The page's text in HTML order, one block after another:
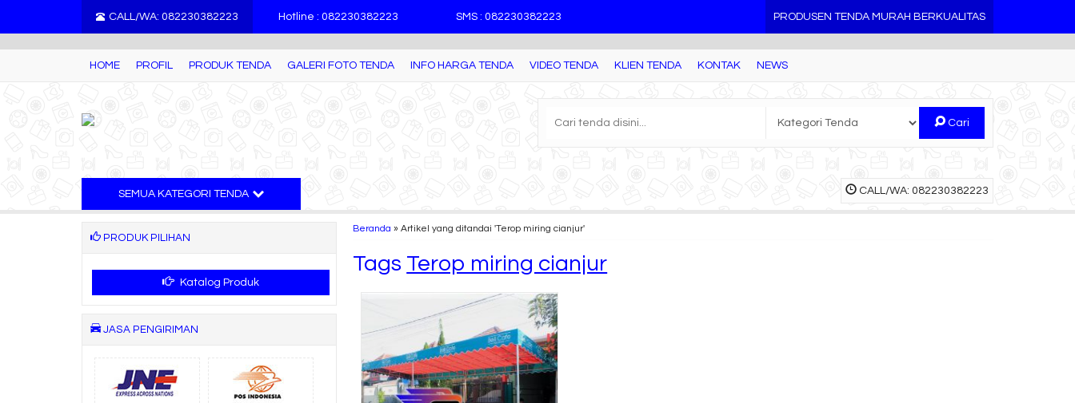
CALL/WA: 082230382223 Hotline : 082230382223 SMS : 082230382223 PRODUSEN TENDA MURAH BERKUALITAS
HOME PROFIL PRODUK TENDA GALERI FOTO TENDA INFO HARGA TENDA VIDEO TENDA KLIEN TENDA KONTAK NEWS
Cari
CALL/WA: 082230382223
SEMUA KATEGORI TENDA
Beranda »Artikel yang ditandai 'Terop miring cianjur'
Tags Terop miring cianjur
PRODUK PILIHAN
Katalog Produk
JASA PENGIRIMAN